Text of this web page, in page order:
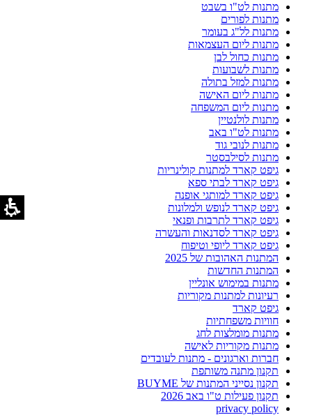
מתנות לט"ו בשבט
מתנות לפורים
מתנות לל"ג בעומר
מתנות ליום העצמאות
מתנות כחול לבן
מתנות לשבועות
מתנות למזל בתולה
מתנות ליום האישה
מתנות ליום המשפחה
מתנות לולנטיין
מתנות לט"ו באב
מתנות לנובי גוד
מתנות לסילבסטר
גיפט קארד למתנות קולינריות
גיפט קארד לבתי ספא
גיפט קארד למותגי אופנה
גיפט קארד לנופש ולמלונות
גיפט קארד לתרבות ופנאי
גיפט קארד לסדנאות והעשרה
גיפט קארד ליופי וטיפוח
המתנות האהובות של 2025
המתנות החדשות
מתנות במימוש אונליין
רעיונות למתנות מקוריות
גיפט קארד
חוויות משפחתיות
מתנות מומלצות לחג
מתנות מקוריות לאישה
חברות וארגונים - מתנות לעובדים
תקנון מתנה משותפת
תקנון נסייני המתנות של BUYME
תקנון פעילות ט"ו באב 2026
privacy policy